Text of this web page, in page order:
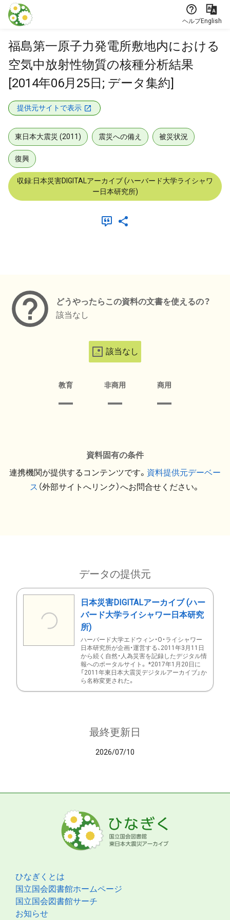
本文に飛ぶ
ヘルプEnglish
福島第一原子力発電所敷地内における
空気中放射性物質の核種分析結果
[2014年06月25日; データ集約]
提供元サイトで表示
東日本大震災 (2011) 震災への備え 被災状況
復興
収録:日本災害DIGITALアーカイブ (ハーバード大学ライシャワ
ー日本研究所)
どうやったらこの資料の文書を使えるの？
該当なし
該当なし
教育 非商用 商用
資料固有の条件
連携機関が提供するコンテンツです。 資料提供元デーベー
ス （外部サイトへリンク）へお問合せください。
データの提供元
日本災害DIGITALアーカイブ (ハー
バード大学ライシャワー日本研究
所)
ハーバード大学エドウィン・O・ライシャワー
日本研究所が企画・運営する、2011年3月11日
から続く自然・人為災害を記録したデジタル情
報へのポータルサイト。 *2017年1月20日に
「2011年東日本大震災デジタルアーカイブ」か
ら名称変更された。
最終更新日
2026/07/10
ひなぎくとは
国立国会図書館ホームページ
国立国会図書館サーチ
お知らせ